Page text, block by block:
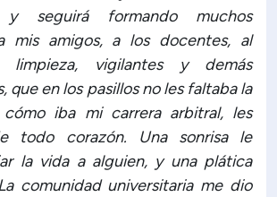
seguirá formando muchos
mis amigos, a los docentes, al
limpieza, vigilantes y demás
que en los pasillos no les faltaba la
iba mi carrera arbitral, les
todo corazón. Una sonrisa le
la vida a alguien, y una plática
comunidad universitaria me dio